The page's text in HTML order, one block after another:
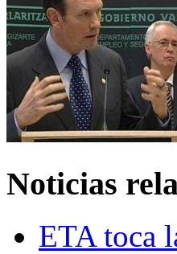
Noticias
ETA toca